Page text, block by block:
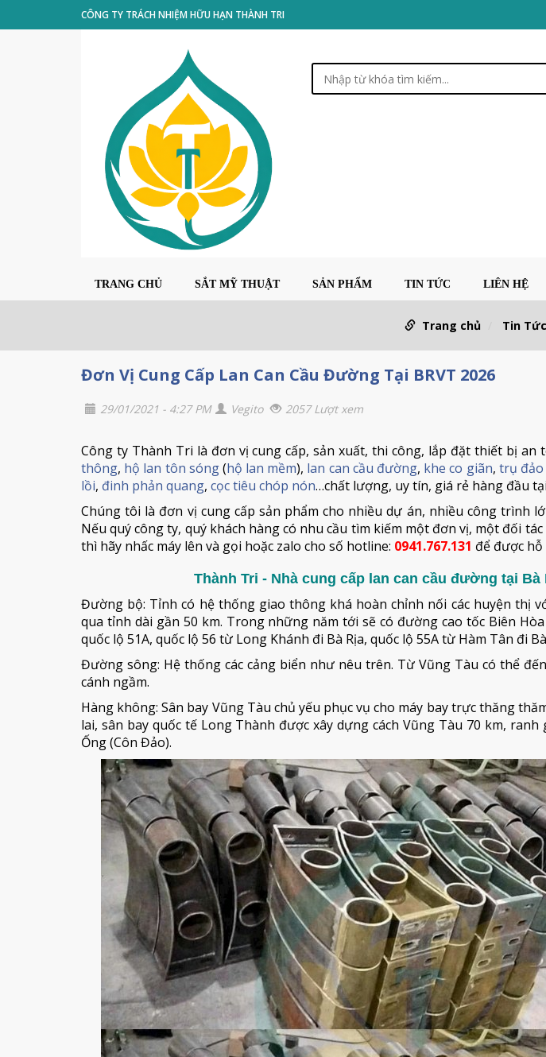
CÔNG TY TRÁCH NHIỆM HỮU HẠN THÀNH TRI
TRANG CHỦ SẮT MỸ THUẬT SẢN PHẨM TIN TỨC LIÊN HỆ
Trang chủ Tin Tức
Đơn Vị Cung Cấp Lan Can Cầu Đường Tại BRVT 2026
29/01/2021 - 4:27 PM Vegito 2057 Lượt xem
Công ty Thành Tri là đơn vị cung cấp, sản xuất, thi công, lắp đặt thiết bị an
thông, hộ lan tôn sóng(hộ lan mềm), lan can cầu đường, khe co giãn, trụ đảo
lồi, đinh phản quang, cọc tiêu chóp nón…chất lượng, uy tín, giá rẻ hàng đầu
Chúng tôi là đơn vị cung cấp sản phẩm cho nhiều dự án, nhiều công trình
Nếu quý công ty, quý khách hàng có nhu cầu tìm kiếm một đơn vị, một đối
thì hãy nhấc máy lên và gọi hoặc zalo cho số hotline: 0941.767.131 để được
Thành Tri - Nhà cung cấp lan can cầu đường tại Bà
Đường bộ: Tỉnh có hệ thống giao thông khá hoàn chỉnh nối các huyện thị
qua tỉnh dài gần 50 km. Trong những năm tới sẽ có đường cao tốc Biên
quốc lộ 51A, quốc lộ 56 từ Long Khánh đi Bà Rịa, quốc lộ 55A từ Hàm Tân đi
Đường sông: Hệ thống các cảng biển như nêu trên. Từ Vũng Tàu có thể
cánh ngầm.
Hàng không: Sân bay Vũng Tàu chủ yếu phục vụ cho máy bay trực thăng
lai, sân bay quốc tế Long Thành được xây dựng cách Vũng Tàu 70 km, ranh
Ống (Côn Đảo).